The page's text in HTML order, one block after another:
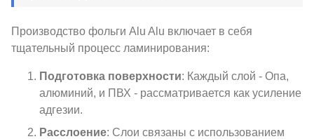
Производство фольги Alu Alu включает в себя
тщательный процесс ламинирования:
Подготовка поверхности: Каждый слой - Опа,
алюминий, и ПВХ - рассматривается как усиление
адгезии.
Расслоение: Слои связаны с использованием